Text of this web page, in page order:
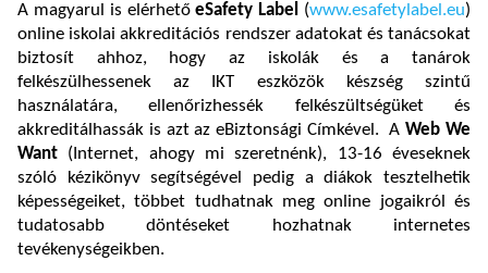
A magyarul is elérhetőeSafety Label (www.esafetylabel.eu)
online iskolai akkreditációs rendszer adatokat és tanácsokat
biztosít ahhoz, hogy az iskolák és a tanárok
felkészülhessenek az IKT eszközök készség szintű
használatára, ellenőrizhessék felkészültségüket és
akkreditálhassák is azt az eBiztonsági Címkével. AWeb We
Want (Internet, ahogy mi szeretnénk), 13-16 éveseknek
szóló kézikönyv segítségével pedig a diákok tesztelhetik
képességeiket, többet tudhatnak meg online jogaikról és
tudatosabb döntéseket hozhatnak internetes
tevékenységeikben.